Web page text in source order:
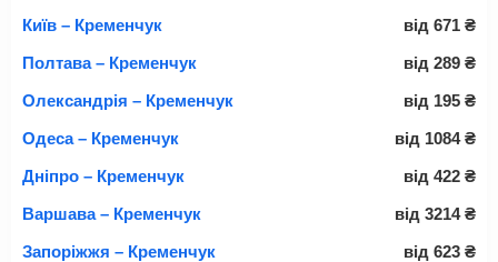
Київ – Кременчук від 671 ₴
Полтава – Кременчук
від 289 ₴
Олександрія – Кременчук
від 195 ₴
Одеса – Кременчук
від 1084 ₴
Дніпро – Кременчук
від 422 ₴
Варшава – Кременчук
від 3214 ₴
Запоріжжя – Кременчук
від 623 ₴